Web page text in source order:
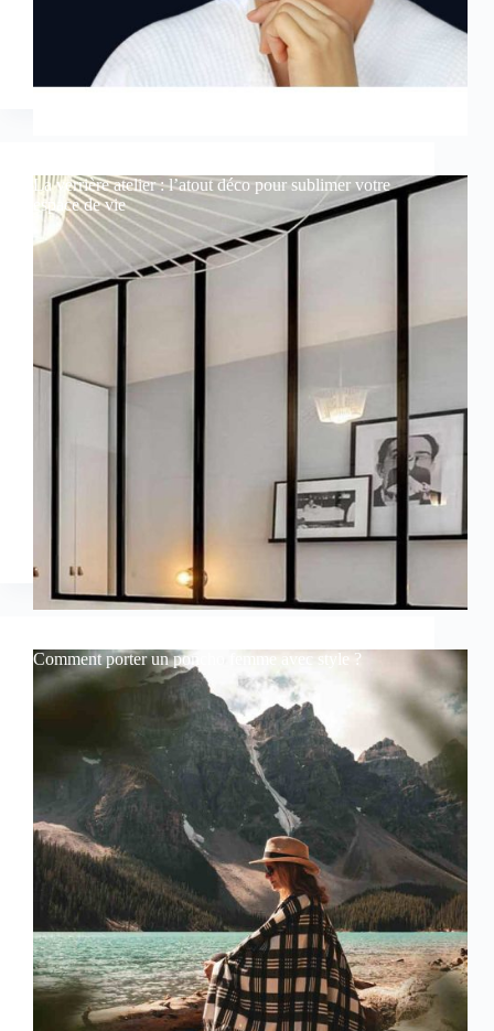
La verrière atelier : l’atout déco pour sublimer votre
espace de vie
Comment porter un poncho femme avec style ?